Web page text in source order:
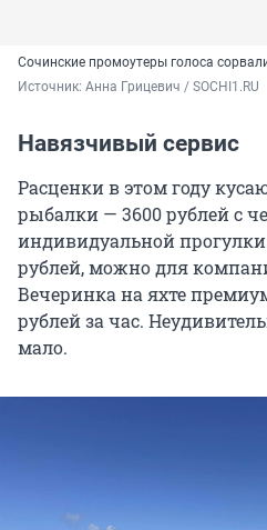
Сочинские промоутеры голоса
Источник: Анна Грицевич / SOCHI1.RU
Навязчивый сервис
Расценки в этом году
рыбалки — 3600 рублей с
индивидуальной
рублей, можно для
Вечеринка на яхте
рублей за час.
мало.